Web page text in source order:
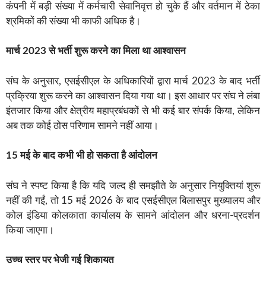
कंपनी में बड़ी संख्या में कर्मचारी सेवानिवृत्त हो चुके हैं और वर्तमान में ठेका
श्रमिकों की संख्या भी काफी अधिक है।
मार्च 2023 से भर्ती शुरू करने का मिला था आश्वासन
संघ के अनुसार, एसईसीएल के अधिकारियों द्वारा मार्च 2023 के बाद भर्ती
प्रक्रिया शुरू करने का आश्वासन दिया गया था। इस आधार पर संघ ने लंबा
इंतजार किया और क्षेत्रीय महाप्रबंधकों से भी कई बार संपर्क किया, लेकिन
अब तक कोई ठोस परिणाम सामने नहीं आया।
15 मई के बाद कभी भी हो सकता है आंदोलन
संघ ने स्पष्ट किया है कि यदि जल्द ही समझौते के अनुसार नियुक्तियां शुरू
नहीं की गईं, तो 15 मई 2026 के बाद एसईसीएल बिलासपुर मुख्यालय और
कोल इंडिया कोलकाता कार्यालय के सामने आंदोलन और धरना-प्रदर्शन
किया जाएगा।
उच्च स्तर पर भेजी गई शिकायत